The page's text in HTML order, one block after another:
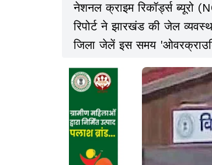
नेशनल क्राइम रिकॉर्ड्स ब्यूरो
रिपोर्ट ने झारखंड की जेल
जिला जेलें इस समय
रही हैं, जहां कैदियों की संख्या